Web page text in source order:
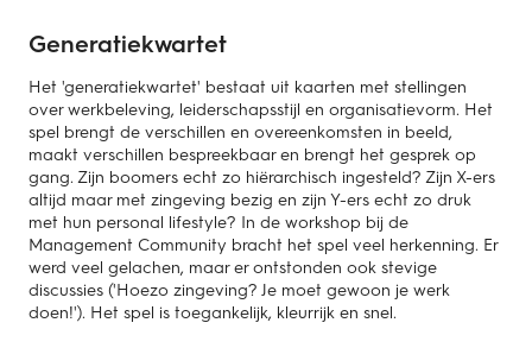
Generatiekwartet
Het 'generatiekwartet' bestaat uit kaarten met stellingen
over werkbeleving, leiderschapsstijl en organisatievorm. Het
spel brengt de verschillen en overeenkomsten in beeld,
maakt verschillen bespreekbaar en brengt het gesprek op
gang. Zijn boomers echt zo hiërarchisch ingesteld? Zijn X-ers
altijd maar met zingeving bezig en zijn Y-ers echt zo druk
met hun personal lifestyle? In de workshop bij de
Management Community bracht het spel veel herkenning. Er
werd veel gelachen, maar er ontstonden ook stevige
discussies ('Hoezo zingeving? Je moet gewoon je werk
doen!'). Het spel is toegankelijk, kleurrijk en snel.